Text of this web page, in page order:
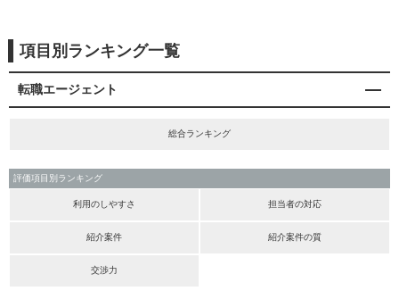
項目別ランキング一覧
転職エージェント
総合ランキング
評価項目別ランキング
利用のしやすさ 担当者の対応
紹介案件 紹介案件の質
交渉力